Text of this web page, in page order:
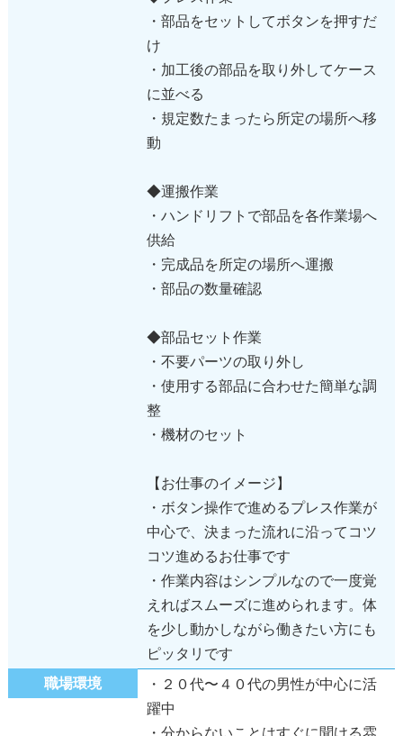
・部品をセットしてボタンを押すだ
け
・加工後の部品を取り外してケース
に並べる
・規定数たまったら所定の場所へ移
動
◆運搬作業
・ハンドリフトで部品を各作業場へ
供給
・完成品を所定の場所へ運搬
・部品の数量確認
◆部品セット作業
・不要パーツの取り外し
・使用する部品に合わせた簡単な調
整
・機材のセット
【お仕事のイメージ】
・ボタン操作で進めるプレス作業が
中心で、決まった流れに沿ってコツ
コツ進めるお仕事です
・作業内容はシンプルなので一度覚
えればスムーズに進められます。体
を少し動かしながら働きたい方にも
ピッタリです
職場環境
・２０代〜４０代の男性が中心に活
躍中
・分からないことはすぐに聞ける雰